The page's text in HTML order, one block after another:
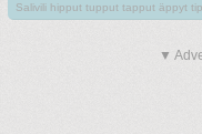
Salivili hipput tupput tapput äppyt
▼